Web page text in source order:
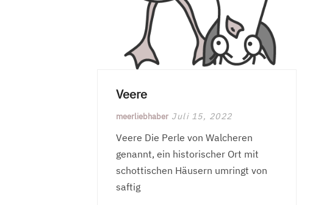
Veere
meerliebhaber Juli 15, 2022
Veere Die Perle von Walcheren
genannt, ein historischer Ort mit
schottischen Häusern umringt von
saftig